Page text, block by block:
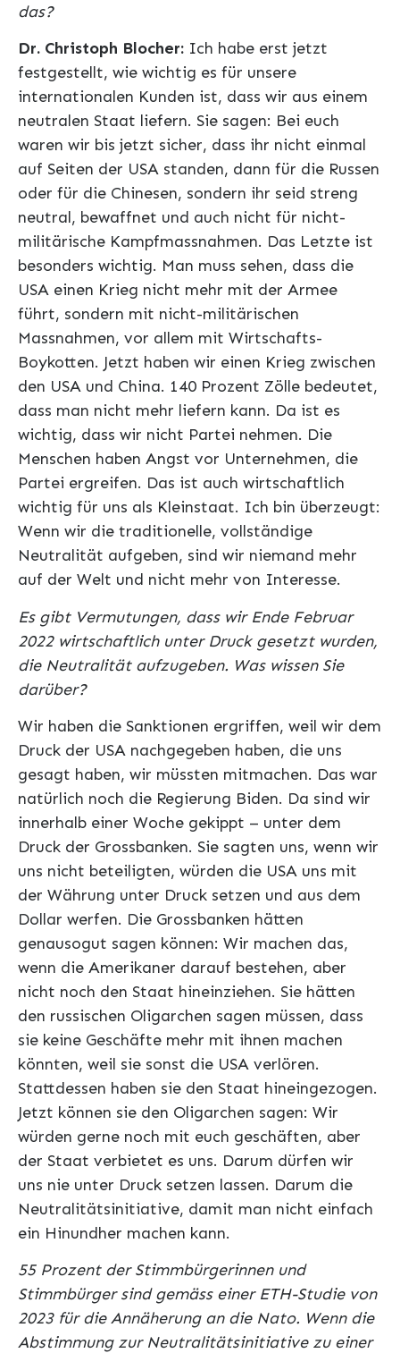
das?
Dr. Christoph Blocher: Ich habe erst jetzt
festgestellt, wie wichtig es für unsere
internationalen Kunden ist, dass wir aus einem
neutralen Staat liefern. Sie sagen: Bei euch
waren wir bis jetzt sicher, dass ihr nicht einmal
auf Seiten der USA standen, dann für die Russen
oder für die Chinesen, sondern ihr seid streng
neutral, bewaffnet und auch nicht für nicht-
militärische Kampfmassnahmen. Das Letzte ist
besonders wichtig. Man muss sehen, dass die
USA einen Krieg nicht mehr mit der Armee
führt, sondern mit nicht-militärischen
Massnahmen, vor allem mit Wirtschafts-
Boykotten. Jetzt haben wir einen Krieg zwischen
den USA und China. 140 Prozent Zölle bedeutet,
dass man nicht mehr liefern kann. Da ist es
wichtig, dass wir nicht Partei nehmen. Die
Menschen haben Angst vor Unternehmen, die
Partei ergreifen. Das ist auch wirtschaftlich
wichtig für uns als Kleinstaat. Ich bin überzeugt:
Wenn wir die traditionelle, vollständige
Neutralität aufgeben, sind wir niemand mehr
auf der Welt und nicht mehr von Interesse.
Es gibt Vermutungen, dass wir Ende Februar
2022 wirtschaftlich unter Druck gesetzt wurden,
die Neutralität aufzugeben. Was wissen Sie
darüber?
Wir haben die Sanktionen ergriffen, weil wir dem
Druck der USA nachgegeben haben, die uns
gesagt haben, wir müssten mitmachen. Das war
natürlich noch die Regierung Biden. Da sind wir
innerhalb einer Woche gekippt – unter dem
Druck der Grossbanken. Sie sagten uns, wenn wir
uns nicht beteiligten, würden die USA uns mit
der Währung unter Druck setzen und aus dem
Dollar werfen. Die Grossbanken hätten
genausogut sagen können: Wir machen das,
wenn die Amerikaner darauf bestehen, aber
nicht noch den Staat hineinziehen. Sie hätten
den russischen Oligarchen sagen müssen, dass
sie keine Geschäfte mehr mit ihnen machen
könnten, weil sie sonst die USA verlören.
Stattdessen haben sie den Staat hineingezogen.
Jetzt können sie den Oligarchen sagen: Wir
würden gerne noch mit euch geschäften, aber
der Staat verbietet es uns. Darum dürfen wir
uns nie unter Druck setzen lassen. Darum die
Neutralitätsinitiative, damit man nicht einfach
ein Hinundher machen kann.
55 Prozent der Stimmbürgerinnen und
Stimmbürger sind gemäss einer ETH-Studie von
2023 für die Annäherung an die Nato. Wenn die
Abstimmung zur Neutralitätsinitiative zu einer